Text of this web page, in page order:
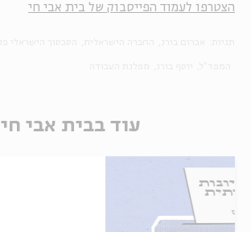
הצטרפו לעמוד הפייסבוק של בית אבי חי
עוד בבית אבי חי